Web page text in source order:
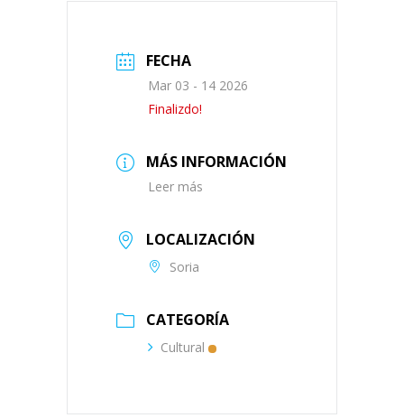
FECHA
Mar 03 - 14 2026
Finalizdo!
MÁS INFORMACIÓN
Leer más
LOCALIZACIÓN
Soria
CATEGORÍA
Cultural